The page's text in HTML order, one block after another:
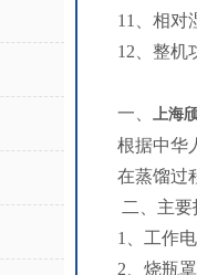
11、相对
12、整机
一、 上海
根据中华
在蒸馏过
二、主
1、工作
2、烧瓶